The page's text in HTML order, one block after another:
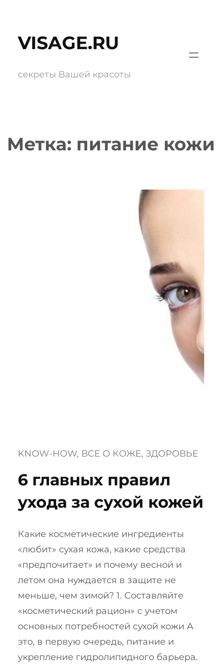
содержимому
VISAGE.RU
секреты Вашей красоты
Метка: питание кожи
KNOW-HOW, ВСЕ О КОЖЕ, ЗДОРОВЬЕ
6 главных правил
ухода за сухой кожей
Какие косметические ингредиенты
«любит» сухая кожа, какие средства
«предпочитает» и почему весной и
летом она нуждается в защите не
меньше, чем зимой? 1. Составляйте
«косметический рацион» с учетом
основных потребностей сухой кожи А
это, в первую очередь, питание и
укрепление гидролипидного барьера.